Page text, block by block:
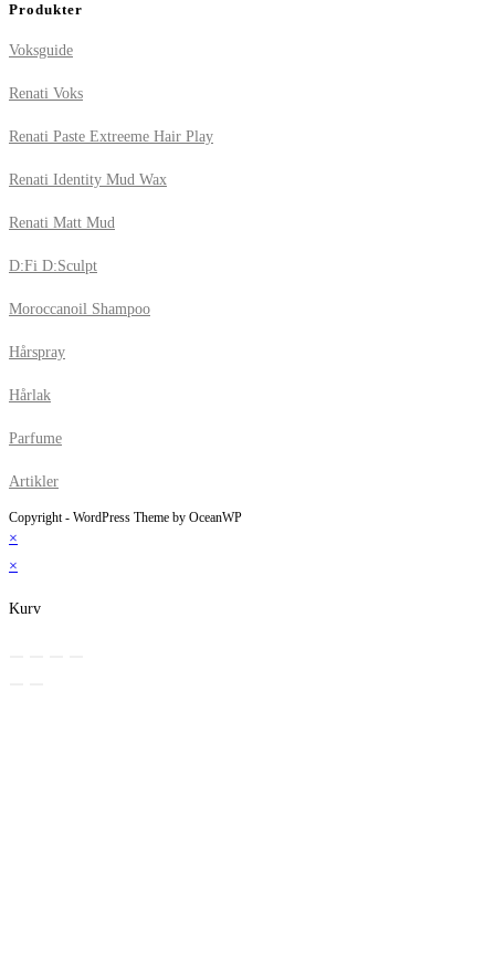
Produkter
Voksguide
Renati Voks
Renati Paste Extreeme Hair Play
Renati Identity Mud Wax
Renati Matt Mud
D:Fi D:Sculpt
Moroccanoil Shampoo
Hårspray
Hårlak
Parfume
Artikler
Copyright - WordPress Theme by OceanWP
×
×
Kurv